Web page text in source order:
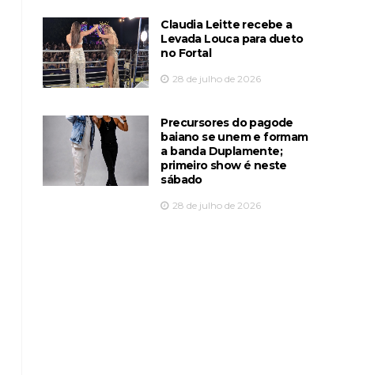
Claudia Leitte recebe a
Levada Louca para dueto
no Fortal
28 de julho de 2026
Precursores do pagode
baiano se unem e formam
a banda Duplamente;
primeiro show é neste
sábado
28 de julho de 2026